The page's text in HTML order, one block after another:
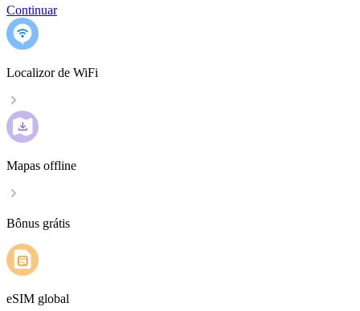
Continuar
Localizor de WiFi
Mapas offline
Bônus grátis
eSIM global